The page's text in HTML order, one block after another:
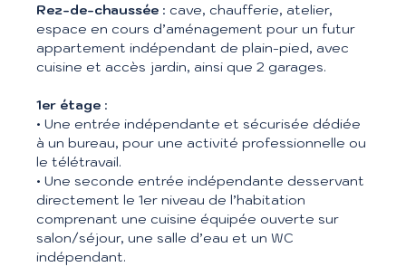
Rez-de-chaussée : cave, chaufferie, atelier,
espace en cours d’aménagement pour un futur
appartement indépendant de plain-pied, avec
cuisine et accès jardin, ainsi que 2 garages.
1er étage :
• Une entrée indépendante et sécurisée dédiée
à un bureau, pour une activité professionnelle ou
le télétravail.
• Une seconde entrée indépendante desservant
directement le 1er niveau de l’habitation
comprenant une cuisine équipée ouverte sur
salon/séjour, une salle d’eau et un WC
indépendant.